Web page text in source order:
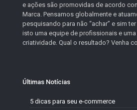
e ações são promovidas de acordo
Marca. Pensamos globalmente e
pesquisando para não “achar” e sim
isto uma equipe de profissionais e
criatividade. Qual o resultado? Venha
Últimas Notícias
5 dicas para seu e-commerce